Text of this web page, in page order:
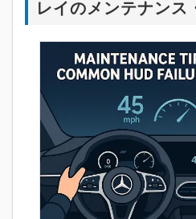
レイのメンテナンス